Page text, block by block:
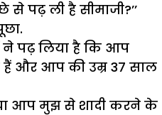
से पढ़ ली है सीमाजी?’’
ने पढ़ लिया है कि आप
और आप की उम्र 37 साल
आप मुझ से शादी करने के